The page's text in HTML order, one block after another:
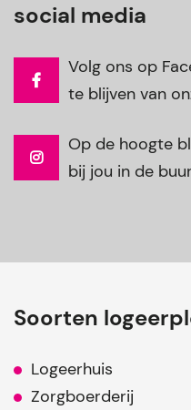
social media
Volg ons op
te blijven van
Op de hoogte
bij jou in de
Soorten
Logeerhuis
Zorgboerderij